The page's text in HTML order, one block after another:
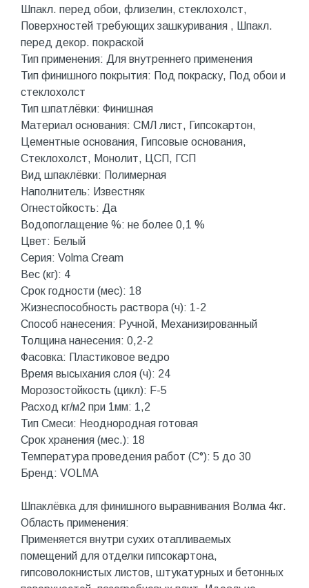
Шпакл. перед обои, флизелин, стеклохолст,
Поверхностей требующих зашкуривания , Шпакл.
перед декор. покраской
Тип применения: Для внутреннего применения
Тип финишного покрытия: Под покраску, Под обои и
стеклохолст
Тип шпатлёвки: Финишная
Материал основания: СМЛ лист, Гипсокартон,
Цементные основания, Гипсовые основания,
Стеклохолст, Монолит, ЦСП, ГСП
Вид шпаклёвки: Полимерная
Наполнитель: Известняк
Огнестойкость: Да
Водопоглащение %: не более 0,1 %
Цвет: Белый
Серия: Volma Cream
Вес (кг): 4
Срок годности (мес): 18
Жизнеспособность раствора (ч): 1-2
Способ нанесения: Ручной, Механизированный
Толщина нанесения: 0,2-2
Фасовка: Пластиковое ведро
Время высыхания слоя (ч): 24
Морозостойкость (цикл): F-5
Расход кг/м2 при 1мм: 1,2
Тип Смеси: Неоднородная готовая
Срок хранения (мес.): 18
Температура проведения работ (С°): 5 до 30
Бренд: VOLMA
Шпаклёвка для финишного выравнивания Волма 4кг.
Область применения:
Применяется внутри сухих отапливаемых
помещений для отделки гипсокартона,
гипсоволокнистых листов, штукатурных и бетонных